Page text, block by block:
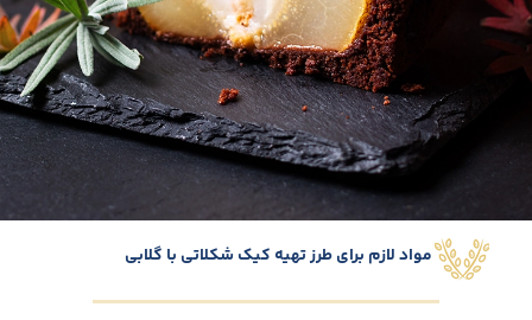
مواد لازم برای طرز تهیه کیک شکلاتی با گلابی